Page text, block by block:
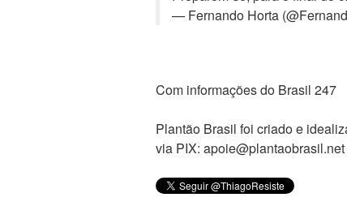
— Fernando Horta
Com informações do Brasil 247
Plantão Brasil foi criado e
via PIX: apoie@plantaobrasil.net